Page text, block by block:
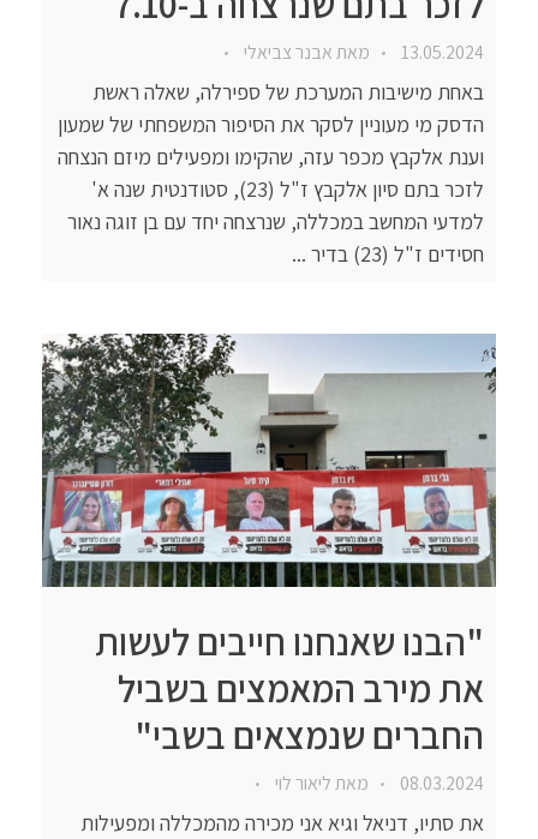
13.05.2024 מאתאבנר צביאלי
באחת מישיבות המערכת של ספירלה, שאלה ראשת
הדסק מי מעוניין לסקר את הסיפור המשפחתי של שמעון
וענת אלקבץ מכפר עזה, שהקימו ומפעילים מיזם הנצחה
לזכר בתם סיון אלקבץ ז"ל (23), סטודנטית שנה א'
למדעי המחשב במכללה, שנרצחה יחד עם בן זוגה נאור
חסידים ז"ל (23) בדיר ...
"הבנו שאנחנו חייבים לעשות
את מירב המאמצים בשביל
החברים שנמצאים בשבי"
08.03.2024 מאתליאור לוי
את סתיו, דניאל וגיא אני מכירה מהמכללה ומפעילות